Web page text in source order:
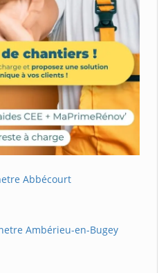
Abbécourt
Ambérieu-en-Bugey